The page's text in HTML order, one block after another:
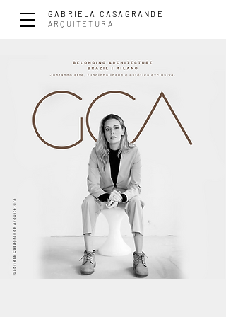
GABRIELA CASAGRANDE
ARQUITETURA